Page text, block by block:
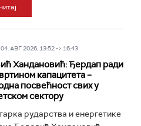
АВГ 2026, 13:52 -> 16:43
Хандановић: Ђердап ради
капацитета –
посвећност свих у
сектору
рударства и енергетике